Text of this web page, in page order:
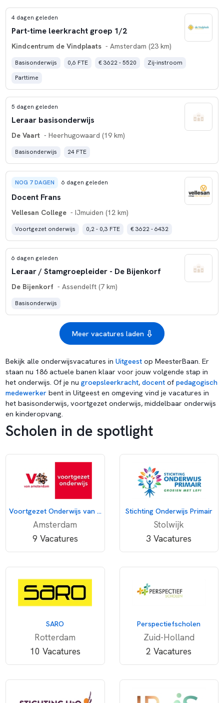
4 dagen geleden
Part-time leerkracht groep 1/2
Kindcentrum de Vindplaats - Amsterdam (23 km)
Basisonderwijs 0,6 FTE € 3622 - 5520
Zij-instroom
Parttime
5 dagen geleden
Leraar basisonderwijs
De Vaart - Heerhugowaard (19 km)
Basisonderwijs 24 FTE
NOG 7 DAGEN 6 dagen geleden
Docent Frans
Vellesan College - IJmuiden (12 km)
Voortgezet onderwijs 0,2 - 0,3 FTE € 3622 - 6432
6 dagen geleden
Leraar / Stamgroepleider - De Bijenkorf
De Bijenkorf - Assendelft (7 km)
Basisonderwijs
Meer vacatures laden
Bekijk alle onderwijsvacatures in Uitgeestop MeesterBaan. Er
staan nu 186 actuele banen klaar voor jouw volgende stap in
het onderwijs. Of je nu groepsleerkracht, docentof pedagogisch
medewerkerbent in Uitgeest en omgeving vind je vacatures in
het basisonderwijs, voortgezet onderwijs, middelbaar onderwijs
en kinderopvang.
Scholen in de spotlight
Voortgezet Onderwijs van Amsterdam
Amsterdam
9 Vacatures
Stichting Onderwijs Primair
Stolwijk
3 Vacatures
SARO
Rotterdam
10 Vacatures
Perspectiefscholen
Zuid-Holland
2 Vacatures